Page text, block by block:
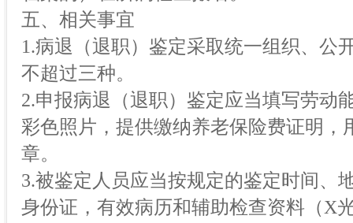
五、相关事宜
1.病退（退职）鉴定采取统一组织、公
不超过三种。
2.申报病退（退职）鉴定应当填写劳动
彩色照片，提供缴纳养老保险费证明
章。
3.被鉴定人员应当按规定的鉴定时间、
身份证，有效病历和辅助检查资料（X